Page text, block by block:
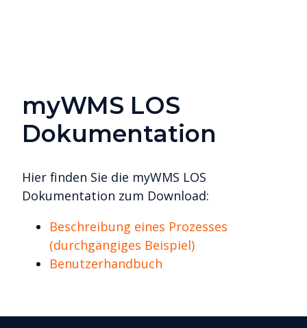
myWMS LOS
Dokumentation
Hier finden Sie die myWMS LOS
Dokumentation zum Download:
Beschreibung eines Prozesses
(durchgängiges Beispiel)
Benutzerhandbuch